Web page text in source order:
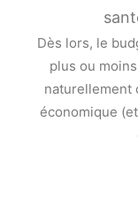
Dès lors, le
plus ou
naturellement
économique